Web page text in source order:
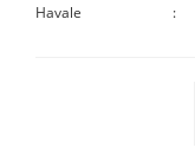
Havale